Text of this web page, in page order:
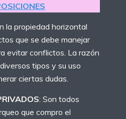
la propiedad horizontal
que se debe manejar
evitar conflictos. La razón
tipos y su uso
ciertas dudas.
: Son todos
que compro el